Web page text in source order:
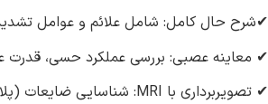
✔شرح حال کامل: شامل علائم و عوامل
✔ معاینه عصبی: بررسی عملکرد حسی، قدرت
✔ تصویربرداری با MRI: شناسایی ضایعات (پلاک‌ها) در مغز و نخاع و بررسی تغییرات آن‌ها از نظر موقعیت و اندازه در طول زمان